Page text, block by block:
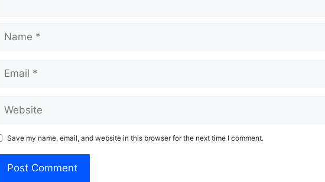
Save my name, email, and website in this browser for the next time I comment.